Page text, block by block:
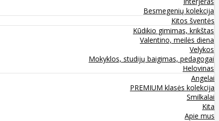
Besmegenių kolekcija
Kitos šventės
Kūdikio gimimas, krikštas
Valentino, meilės diena
Velykos
Mokyklos, studijų baigimas, pedagogai
Helovinas
Angelai
PREMIUM klasės kolekcija
Smilkalai
Kita
Apie mus